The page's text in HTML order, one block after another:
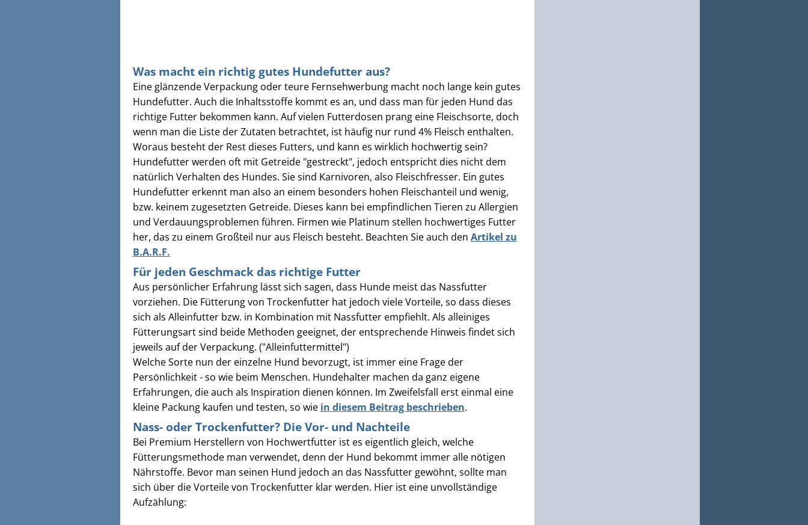
Was macht ein richtig gutes Hundefutter aus?
Eine glänzende Verpackung oder teure Fernsehwerbung macht noch lange kein gutes
Hundefutter. Auch die Inhaltsstoffe kommt es an, und dass man für jeden Hund das
richtige Futter bekommen kann. Auf vielen Futterdosen prang eine Fleischsorte, doch
wenn man die Liste der Zutaten betrachtet, ist häufig nur rund 4% Fleisch enthalten.
Woraus besteht der Rest dieses Futters, und kann es wirklich hochwertig sein?
Hundefutter werden oft mit Getreide "gestreckt", jedoch entspricht dies nicht dem
natürlich Verhalten des Hundes. Sie sind Karnivoren, also Fleischfresser. Ein gutes
Hundefutter erkennt man also an einem besonders hohen Fleischanteil und wenig,
bzw. keinem zugesetzten Getreide. Dieses kann bei empfindlichen Tieren zu Allergien
und Verdauungsproblemen führen. Firmen wie Platinum stellen hochwertiges Futter
her, das zu einem Großteil nur aus Fleisch besteht. Beachten Sie auch den Artikel zu
B.A.R.F.
Für jeden Geschmack das richtige Futter
Aus persönlicher Erfahrung lässt sich sagen, dass Hunde meist das Nassfutter
vorziehen. Die Fütterung von Trockenfutter hat jedoch viele Vorteile, so dass dieses
sich als Alleinfutter bzw. in Kombination mit Nassfutter empfiehlt. Als alleiniges
Fütterungsart sind beide Methoden geeignet, der entsprechende Hinweis findet sich
jeweils auf der Verpackung. ("Alleinfuttermittel")
Welche Sorte nun der einzelne Hund bevorzugt, ist immer eine Frage der
Persönlichkeit - so wie beim Menschen. Hundehalter machen da ganz eigene
Erfahrungen, die auch als Inspiration dienen können. Im Zweifelsfall erst einmal eine
kleine Packung kaufen und testen, so wie in diesem Beitrag beschrieben.
Nass- oder Trockenfutter? Die Vor- und Nachteile
Bei Premium Herstellern von Hochwertfutter ist es eigentlich gleich, welche
Fütterungsmethode man verwendet, denn der Hund bekommt immer alle nötigen
Nährstoffe. Bevor man seinen Hund jedoch an das Nassfutter gewöhnt, sollte man
sich über die Vorteile von Trockenfutter klar werden. Hier ist eine unvollständige
Aufzählung: